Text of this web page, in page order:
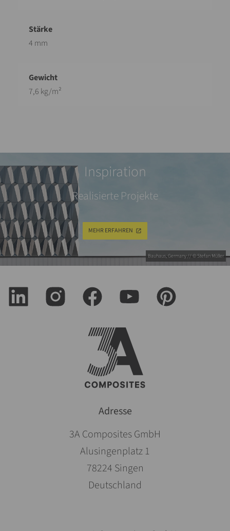
4 mm
7,6 kg/m²
Bauhaus, Germany // © Stefan Müller
Inspiration
Realisierte Projekte
MEHR ERFAHREN
Adresse
3A Composites GmbH
Alusingenplatz 1
78224 Singen
Deutschland